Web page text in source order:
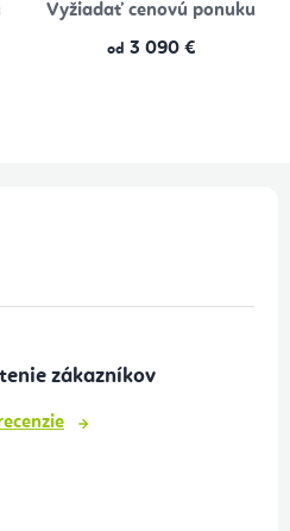
Vyžiadať cenovú ponuku
od 3 090 €
zákazníkov